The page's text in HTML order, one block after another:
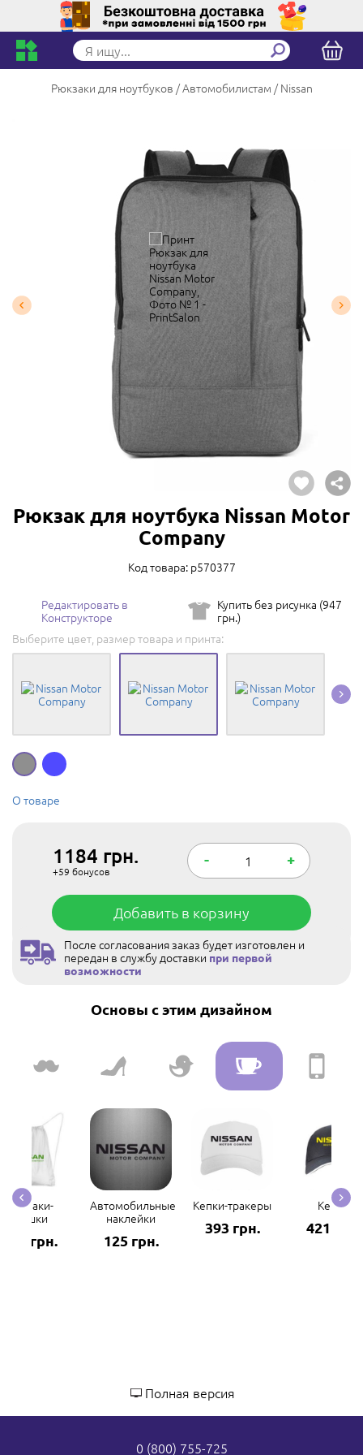
Рюкзаки для ноутбуков Автомобилистам Nissan
Рюкзак для ноутбука Nissan Motor
Company
Код товара: p570377
Редактировать в
Конструкторе
Купить без рисунка (947
грн.)
Выберите цвет, размер товара и принта:
О товаре
1184 грн.
+59 бонусов
- +
Добавить в корзину
После согласования заказ будет изготовлен и
передан в службу доставки при первой
возможности
Основы с этим дизайном
Рюкзаки-
мешки
298 грн.
Автомобильные
наклейки
125 грн.
Кепки-тракеры
393 грн.
Кепки
421 грн.
Полная версия
0 (800) 755-725